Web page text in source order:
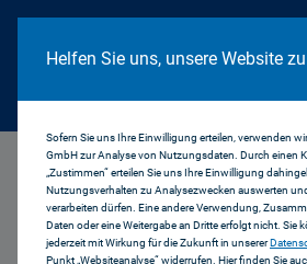
Cookie Hinweis
Helfen Sie uns, unsere Website
Sofern Sie uns Ihre Einwilligung erteilen, verwenden
GmbH zur Analyse von Nutzungsdaten. Durch einen
„Zustimmen“ erteilen Sie uns Ihre Einwilligung
Nutzungsverhalten zu Analysezwecken auswerten
verarbeiten dürfen. Eine andere Verwendung,
Daten oder eine Weitergabe an Dritte erfolgt nicht. Sie
jederzeit mit Wirkung für die Zukunft in unserer
Punkt „Websiteanalyse“ widerrufen. Hier finden Sie
2008